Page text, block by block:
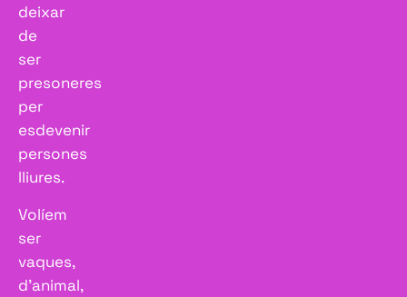
deixar
de
ser
presoneres
per
esdevenir
persones
lliures.
Volíem
ser
vaques,
d’animal,